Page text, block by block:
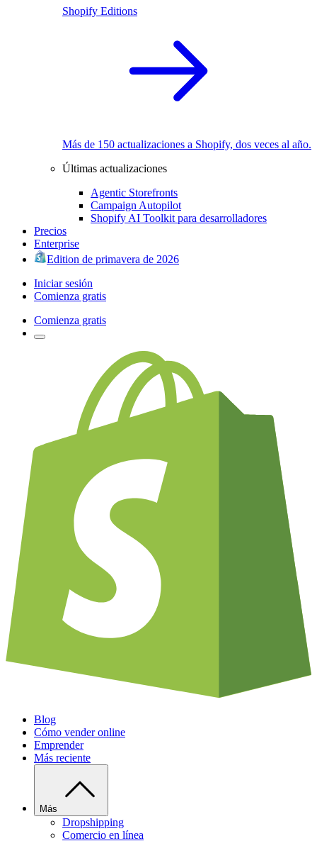
Shopify Editions
Más de 150 actualizaciones a Shopify, dos veces al año.
Últimas actualizaciones
Agentic Storefronts
Campaign Autopilot
Shopify AI Toolkit para desarrolladores
Precios
Enterprise
Edition de primavera de 2026
Iniciar sesión
Comienza gratis
Comienza gratis
Blog
Cómo vender online
Emprender
Más reciente
Más
Dropshipping
Comercio en línea